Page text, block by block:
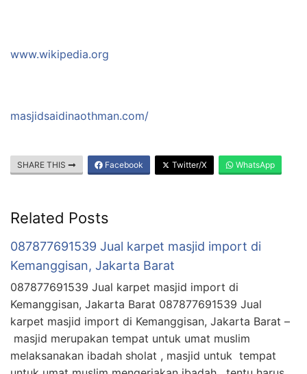
www.wikipedia.org
masjidsaidinaothman.com/
SHARE THIS Facebook Twitter/X WhatsApp
Related Posts
087877691539 Jual karpet masjid import di
Kemanggisan, Jakarta Barat
087877691539 Jual karpet masjid import di
Kemanggisan, Jakarta Barat 087877691539 Jual
karpet masjid import di Kemanggisan, Jakarta Barat –
masjid merupakan tempat untuk umat muslim
melaksanakan ibadah sholat , masjid untuk tempat